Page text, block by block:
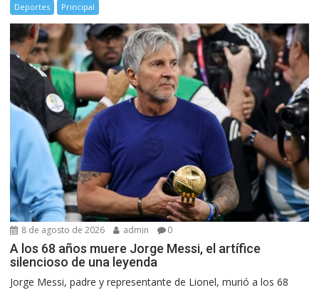
Deportes Principal
8 de agosto de 2026 admin 0
A los 68 años muere Jorge Messi, el artífice
silencioso de una leyenda
Jorge Messi, padre y representante de Lionel, murió a los 68